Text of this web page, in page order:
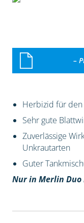
–
Herbizid für
Sehr gute
Zuverlässige
Unkrautarten
Guter
Nur in Merlin